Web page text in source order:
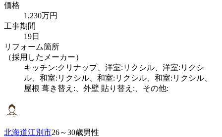
価格
1,230万円
工事期間
19日
リフォーム箇所
（採用したメーカー）
キッチン:クリナップ、洋室:リクシル、洋室:リクシ
ル、和室:リクシル、和室:リクシル、和室:リクシル、
屋根 葺き替え:、外壁 貼り替え:、その他:
北海道江別市26～30歳男性